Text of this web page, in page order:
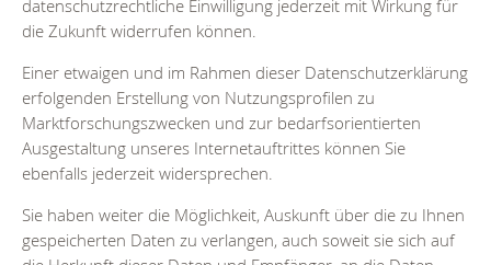
datenschutzrechtliche Einwilligung jederzeit mit Wirkung für
die Zukunft widerrufen können.
Einer etwaigen und im Rahmen dieser Datenschutzerklärung
erfolgenden Erstellung von Nutzungsprofilen zu
Marktforschungszwecken und zur bedarfsorientierten
Ausgestaltung unseres Internetauftrittes können Sie
ebenfalls jederzeit widersprechen.
Sie haben weiter die Möglichkeit, Auskunft über die zu Ihnen
gespeicherten Daten zu verlangen, auch soweit sie sich auf